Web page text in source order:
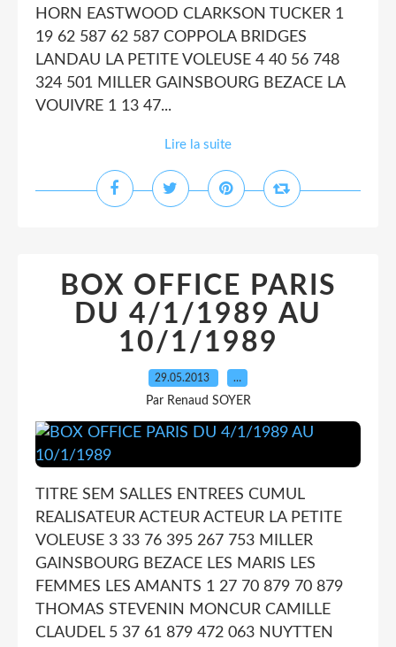
HORN EASTWOOD CLARKSON TUCKER 1
19 62 587 62 587 COPPOLA BRIDGES
LANDAU LA PETITE VOLEUSE 4 40 56 748
324 501 MILLER GAINSBOURG BEZACE LA
VOUIVRE 1 13 47...
Lire la suite
BOX OFFICE PARIS
DU 4/1/1989 AU
10/1/1989
29.05.2013 …
Par Renaud SOYER
TITRE SEM SALLES ENTREES CUMUL
REALISATEUR ACTEUR ACTEUR LA PETITE
VOLEUSE 3 33 76 395 267 753 MILLER
GAINSBOURG BEZACE LES MARIS LES
FEMMES LES AMANTS 1 27 70 879 70 879
THOMAS STEVENIN MONCUR CAMILLE
CLAUDEL 5 37 61 879 472 063 NUYTTEN